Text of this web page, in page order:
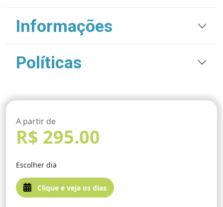
Informações
Políticas
A partir de
R$ 295.00
Escolher dia
Clique e veja os dias